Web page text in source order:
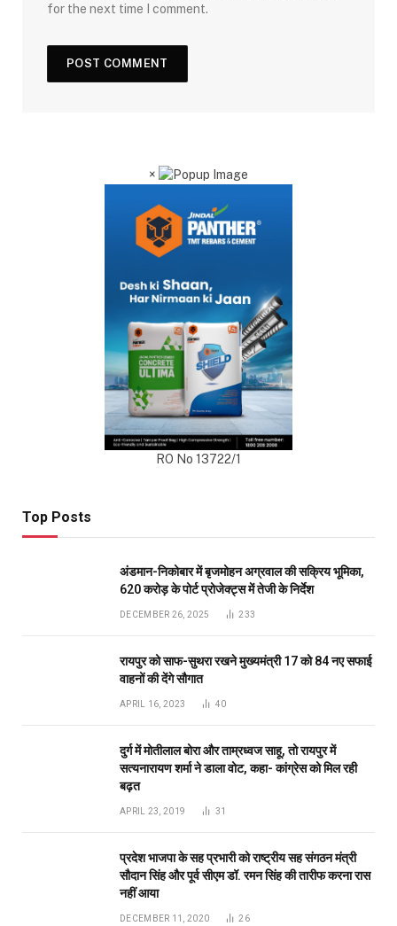
for the next time I comment.
×
RO No 13722/1
Top Posts
अंडमान-निकोबार में बृजमोहन अग्रवाल की सक्रिय भूमिका,
620 करोड़ के पोर्ट प्रोजेक्ट्स में तेजी के निर्देश
DECEMBER 26, 2025 233
रायपुर को साफ-सुथरा रखने मुख्यमंत्री 17 को 84 नए सफाई
वाहनों की देंगे सौगात
APRIL 16, 2023 40
दुर्ग में मोतीलाल बोरा और ताम्रध्वज साहू, तो रायपुर में
सत्यनारायण शर्मा ने डाला वोट, कहा- कांग्रेस को मिल रही
बढ़त
APRIL 23, 2019 31
प्रदेश भाजपा के सह प्रभारी को राष्ट्रीय सह संगठन मंत्री
सौदान सिंह और पूर्व सीएम डॉ. रमन सिंह की तारीफ करना रास
नहीं आया
DECEMBER 11, 2020 26